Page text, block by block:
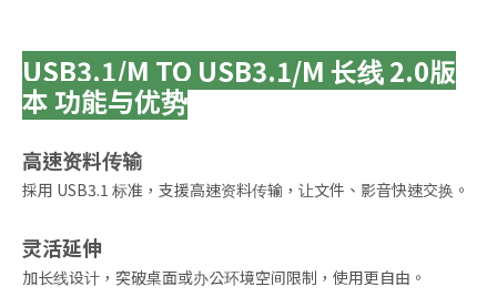
USB3.1/M TO USB3.1/M 长线 2.0版
本 功能与优势
高速资料传输
採用 USB3.1 标准，支援高速资料传输，让文件、影音快速交换。
灵活延伸
加长线设计，突破桌面或办公环境空间限制，使用更自由。